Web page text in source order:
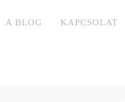
A BLOG KAPCSOLAT